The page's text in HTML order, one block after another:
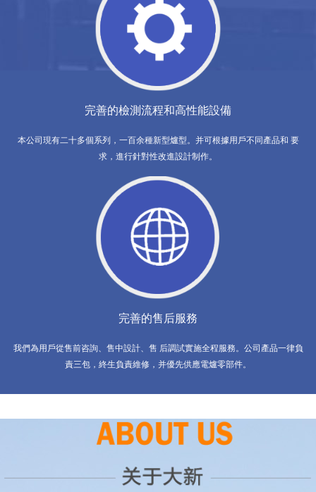
完善的檢測流程和高性能設備
本公司現有二十多個系列，一百余種新型爐型。并可根據用戶不同產品和 要
求，進行針對性改進設計制作。
完善的售后服務
我們為用戶從售前咨詢、售中設計、售 后調試實施全程服務。公司產品一律負
責三包，終生負責維修，并優先供應電爐零部件。